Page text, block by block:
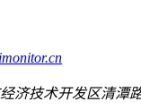
济技术开发区清潭